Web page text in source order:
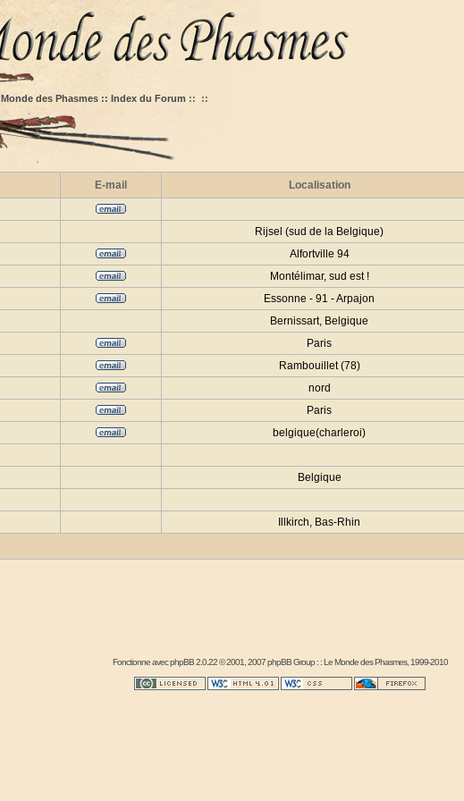
Monde des Phasmes :: Index du Forum :: ::
E-mail Localisation
Rijsel (sud de la Belgique)
Alfortville 94
Montélimar, sud est !
Essonne - 91 - Arpajon
Bernissart, Belgique
Paris
Rambouillet (78)
nord
Paris
belgique(charleroi)
Belgique
Illkirch, Bas-Rhin
Fonctionne avecphpBB2.0.22 © 2001, 2007 phpBB Group : :Le Monde des Phasmes, 1999-2010